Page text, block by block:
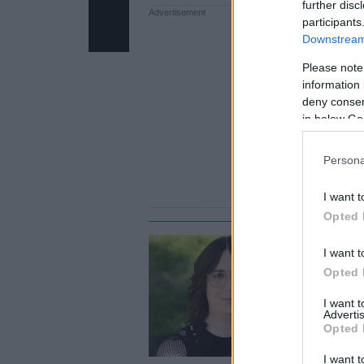
further
Please
information
deny
in below
I want
Opted
I want
Opted
I want
Opted
I want